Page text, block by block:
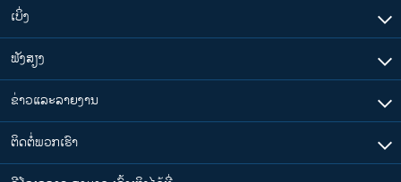
ເບິ່ງ
ຟັງສຽງ
ຂ່າວແລະລາຍງານ
ຕິດຕໍ່ພວກເຮົາ